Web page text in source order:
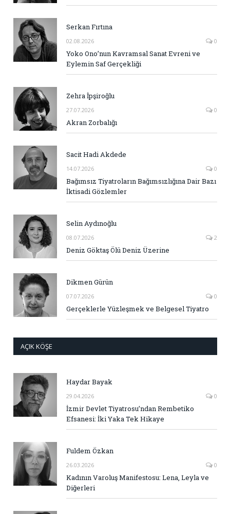
Serkan Fırtına
02.08.2026 0
Yoko Ono’nun Kavramsal Sanat Evreni ve
Eylemin Saf Gerçekliği
Zehra İpşiroğlu
27.07.2026 0
Akran Zorbalığı
Sacit Hadi Akdede
14.07.2026 0
Bağımsız Tiyatroların Bağımsızlığına Dair Bazı
İktisadi Gözlemler
Selin Aydınoğlu
08.07.2026 2
Deniz Göktaş Ölü Deniz Üzerine
Dikmen Gürün
07.07.2026 0
Gerçeklerle Yüzleşmek ve Belgesel Tiyatro
AÇIK KÖŞE
Haydar Bayak
29.04.2026 0
İzmir Devlet Tiyatrosu’ndan Rembetiko
Efsanesi: İki Yaka Tek Hikaye
Fuldem Özkan
26.03.2026 0
Kadının Varoluş Manifestosu: Lena, Leyla ve
Diğerleri